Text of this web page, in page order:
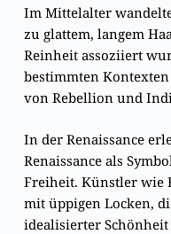
Im Mittelalter
zu glattem, langem
Reinheit assoziiert
bestimmten
von Rebellion und
In der Renaissance
Renaissance als
Freiheit. Künstler wie
mit üppigen Locken,
idealisierter